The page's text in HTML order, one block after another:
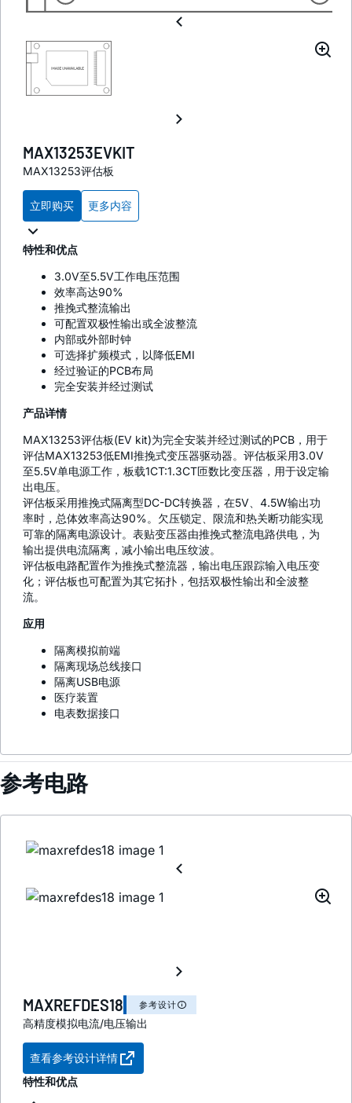
MAX13253EVKIT
MAX13253评估板
立即购买 更多内容
特性和优点
3.0V至5.5V工作电压范围
效率高达90%
推挽式整流输出
可配置双极性输出或全波整流
内部或外部时钟
可选择扩频模式，以降低EMI
经过验证的PCB布局
完全安装并经过测试
产品详情
MAX13253评估板(EV kit)为完全安装并经过测试的PCB，用于
评估MAX13253低EMI推挽式变压器驱动器。评估板采用3.0V
至5.5V单电源工作，板载1CT:1.3CT匝数比变压器，用于设定输
出电压。
评估板采用推挽式隔离型DC-DC转换器，在5V、4.5W输出功
率时，总体效率高达90%。欠压锁定、限流和热关断功能实现
可靠的隔离电源设计。表贴变压器由推挽式整流电路供电，为
输出提供电流隔离，减小输出电压纹波。
评估板电路配置作为推挽式整流器，输出电压跟踪输入电压变
化；评估板也可配置为其它拓扑，包括双极性输出和全波整
流。
应用
隔离模拟前端
隔离现场总线接口
隔离USB电源
医疗装置
电表数据接口
参考电路
MAXREFDES18 参考设计
高精度模拟电流/电压输出
查看参考设计详情
特性和优点